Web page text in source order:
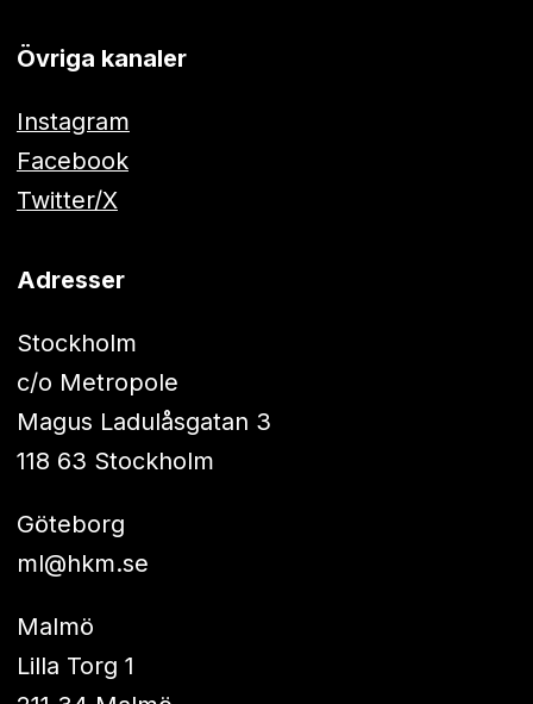
Övriga kanaler
Instagram
Facebook
Twitter/X
Adresser
Stockholm
c/o Metropole
Magus Ladulåsgatan 3
118 63 Stockholm
Göteborg
ml@hkm.se
Malmö
Lilla Torg 1